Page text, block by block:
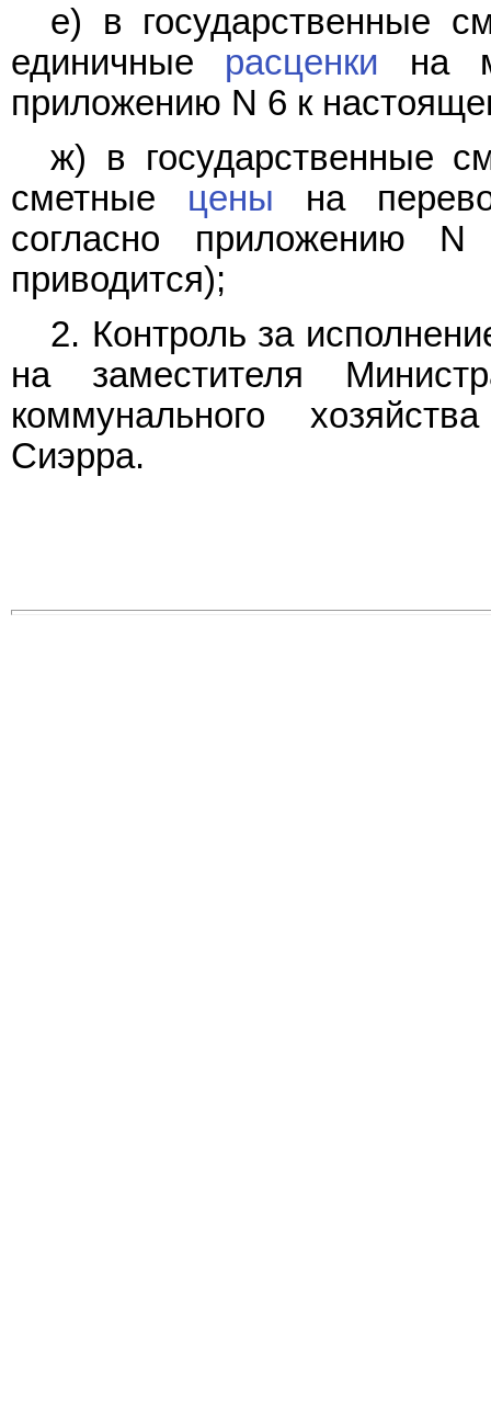
е) в государственные
единичные расценки на
приложению N 6 к
ж) в государственные
сметные цены на
согласно приложению
приводится);
2. Контроль за
на заместителя
коммунального
Сиэрра.